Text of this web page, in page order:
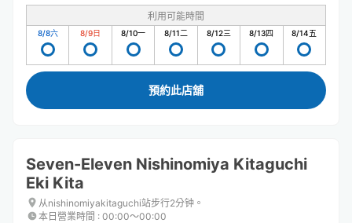
利用可能時間
8/8六 8/9日 8/10一 8/11二 8/12三 8/13四 8/14五
預約此店舖
Seven-Eleven Nishinomiya Kitaguchi
Eki Kita
从nishinomiyakitaguchi站步行2分钟。
本日營業時間 : 00:00〜00:00